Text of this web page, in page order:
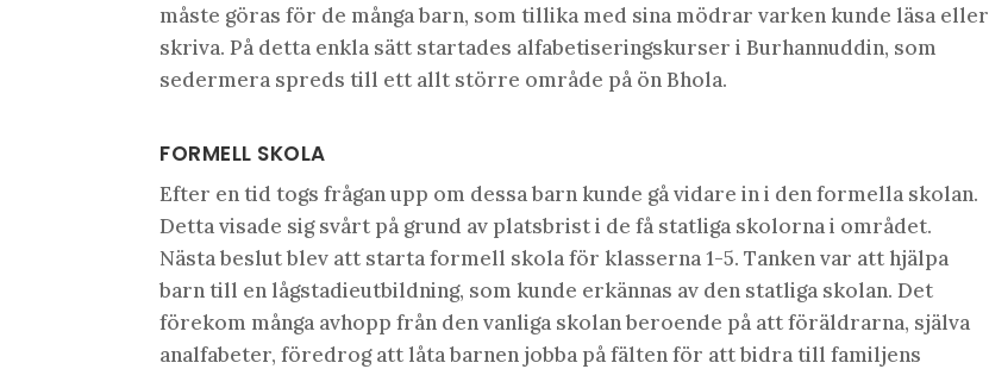
måste göras för de många barn, som tillika med sina mödrar varken kunde läsa eller
skriva. På detta enkla sätt startades alfabetiseringskurser i Burhannuddin, som
sedermera spreds till ett allt större område på ön Bhola.
FORMELL SKOLA
Efter en tid togs frågan upp om dessa barn kunde gå vidare in i den formella skolan.
Detta visade sig svårt på grund av platsbrist i de få statliga skolorna i området.
Nästa beslut blev att starta formell skola för klasserna 1-5. Tanken var att hjälpa
barn till en lågstadieutbildning, som kunde erkännas av den statliga skolan. Det
förekom många avhopp från den vanliga skolan beroende på att föräldrarna, själva
analfabeter, föredrog att låta barnen jobba på fälten för att bidra till familjens